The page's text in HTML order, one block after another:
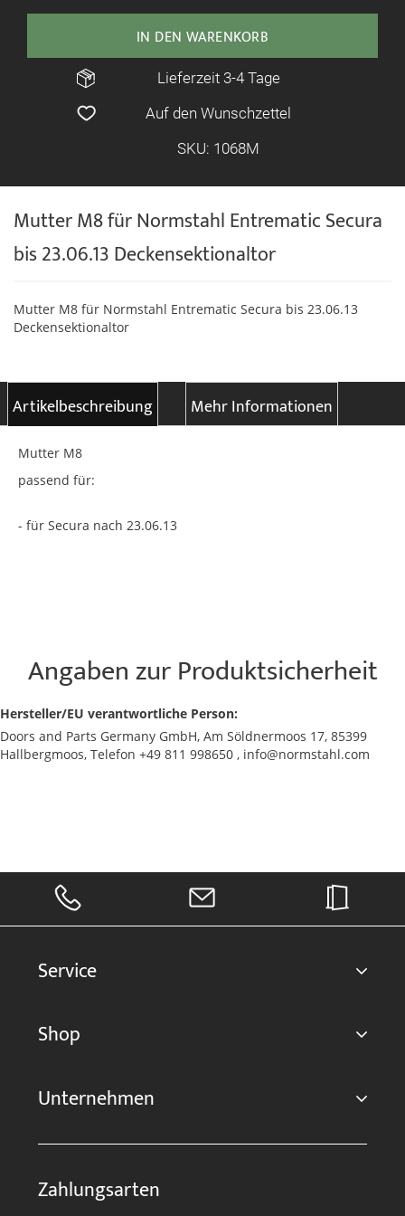
Mutter M8 für Normstahl Entrematic Secura
bis 23.06.13 Deckensektionaltor
IN DEN WARENKORB
Lieferzeit 3-4 Tage
Auf den Wunschzettel
SKU: 1068M
Mutter M8 für Normstahl Entrematic Secura bis 23.06.13
Deckensektionaltor
Artikelbeschreibung Mehr Informationen
Mutter M8
passend für:
- für Secura nach 23.06.13
Angaben zur Produktsicherheit
Hersteller/EU verantwortliche Person:
Doors and Parts Germany GmbH, Am Söldnermoos 17, 85399
Hallbergmoos, Telefon +49 811 998650 , info@normstahl.com
Service
Shop
Unternehmen
Zahlungsarten